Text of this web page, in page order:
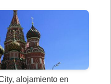
alojamiento en